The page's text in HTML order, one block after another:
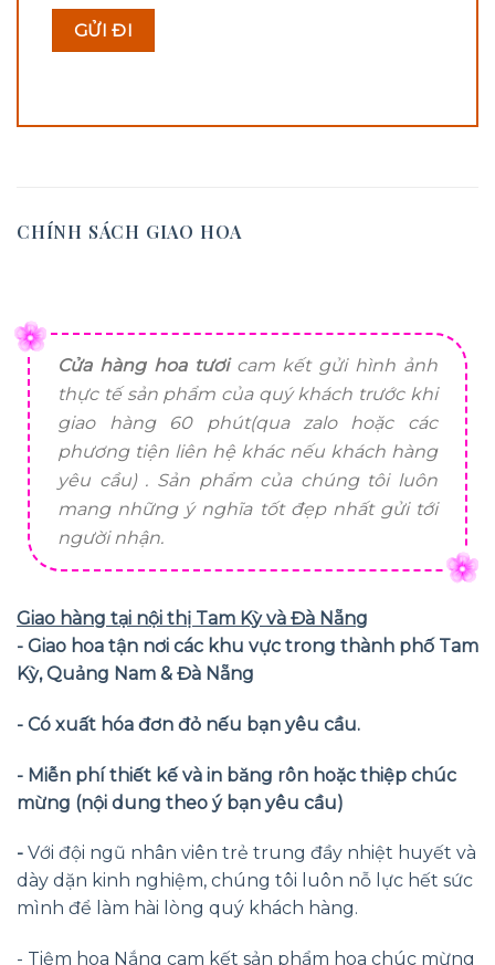
CHÍNH SÁCH GIAO HOA
Cửa hàng hoa tươicam kết gửi hình ảnh
thực tế sản phẩm của quý khách trước khi
giao hàng 60 phút(qua zalo hoặc các
phương tiện liên hệ khác nếu khách hàng
yêu cầu) . Sản phẩm của chúng tôi luôn
mang những ý nghĩa tốt đẹp nhất gửi tới
người nhận.
Giao hàng tại nội thị Tam Kỳ và Đà Nẵng
- Giao hoa tận nơi các khu vực trong thành phố Tam
Kỳ, Quảng Nam & Đà Nẵng
- Có xuất hóa đơn đỏ nếu bạn yêu cầu.
- Miễn phí thiết kế và in băng rôn hoặc thiệp chúc
mừng (nội dung theo ý bạn yêu cầu)
- Với đội ngũ nhân viên trẻ trung đầy nhiệt huyết và
dày dặn kinh nghiệm, chúng tôi luôn nỗ lực hết sức
mình để làm hài lòng quý khách hàng.
- Tiệm hoa Nắng cam kết sản phẩm hoa chúc mừng